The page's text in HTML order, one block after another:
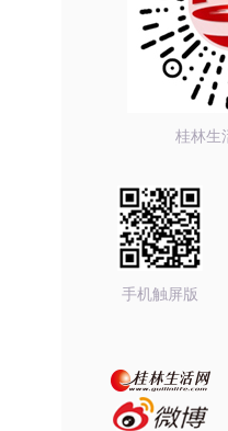
桂林生
手机触屏版